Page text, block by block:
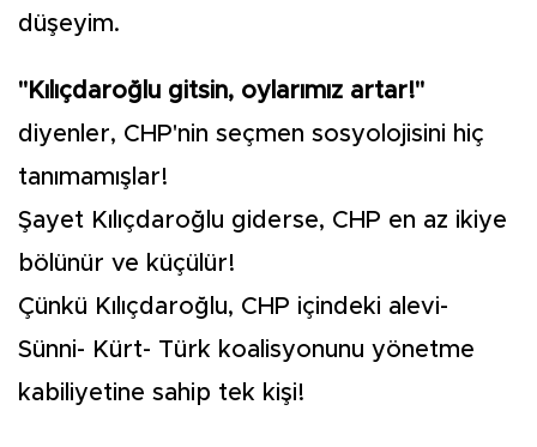
düşeyim.
"Kılıçdaroğlu gitsin, oylarımız artar!"
diyenler, CHP'nin seçmen sosyolojisini hiç
tanımamışlar!
Şayet Kılıçdaroğlu giderse, CHP en az ikiye
bölünür ve küçülür!
Çünkü Kılıçdaroğlu, CHP içindeki alevi-
Sünni- Kürt- Türk koalisyonunu yönetme
kabiliyetine sahip tek kişi!